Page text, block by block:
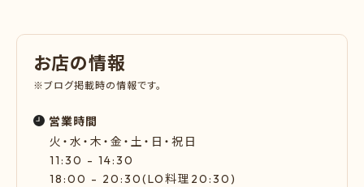
お店の情報
※ブログ掲載時の情報です。
営業時間
火・水・木・金・土・日・祝日
11:30 - 14:30
18:00 - 20:30(LO料理20:30)